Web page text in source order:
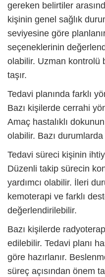
gereken belirtiler
kişinin genel sağlık
seviyesine göre
seçeneklerinin
olabilir. Uzman kontrolü
taşır.
Tedavi planında farklı
Bazı kişilerde cerrahi
Amaç hastalıklı
olabilir. Bazı
Tedavi süreci kişinin
Düzenli takip sürecin
yardımcı olabilir. İleri
kemoterapi ve farklı
değerlendirilebilir.
Bazı kişilerde
edilebilir. Tedavi planı
göre hazırlanır.
süreç açısından önem